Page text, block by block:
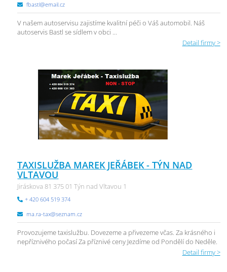
fbastl@email.cz
V našem autoservisu zajistíme kvalitní péči o Váš automobil. Náš
autoservis Bastl se sídlem v obci ...
Detail firmy >
TAXISLUŽBA MAREK JEŘÁBEK - TÝN NAD
VLTAVOU
Jiráskova 81 375 01 Týn nad Vltavou 1
+ 420 604 519 374
ma.ra-tax@seznam.cz
Provozujeme taxislužbu. Dovezeme a přivezeme včas. Za krásného i
nepříznivého počasí Za příznivé ceny Jezdíme od Pondělí do Neděle.
Detail firmy >